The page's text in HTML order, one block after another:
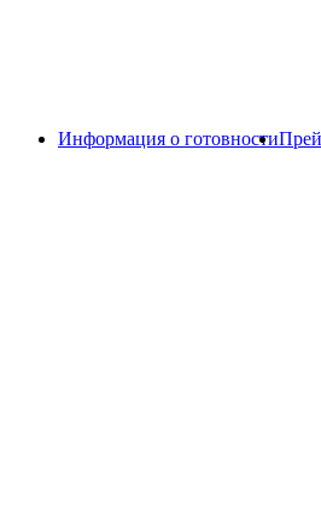
Информация о готовности